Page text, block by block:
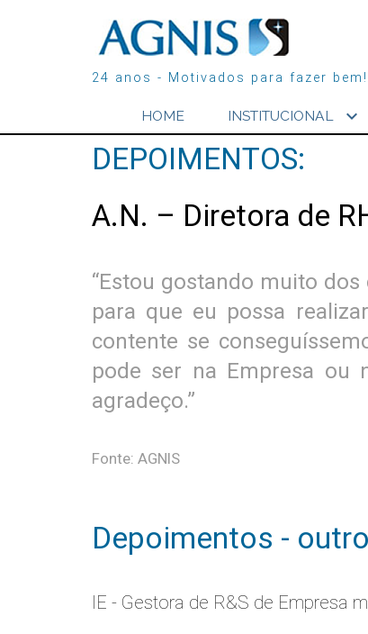
24 anos - Motivados para fazer bem!
HOME INSTITUCIONAL expand_more
DEPOIMENTOS:
A.N. – Diretora de
“Estou gostando muito
para que eu possa
contente se
pode ser na Empresa ou
agradeço.”
Fonte: AGNIS
Depoimentos -
IE - Gestora de R&S de Empresa